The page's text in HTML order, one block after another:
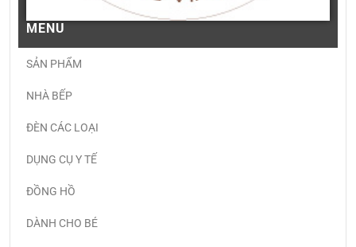
MENU
SẢN PHẨM
NHÀ BẾP
ĐÈN CÁC LOẠI
DỤNG CỤ Y TẾ
ĐỒNG HỒ
DÀNH CHO BÉ